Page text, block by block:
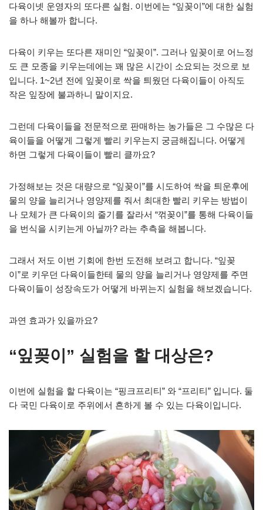
다육이넷 운영자의 또다른 실험. 이번에는 “잎꽂이”에 대한 실험
을 하나 해볼까 합니다.
다육이 키우는 또다른 재미인 “잎꽂이”. 그러나 잎꽂이로 어느정
도 큰 모종을 키우는데에는 꽤 많은 시간이 소요되는 것으로 보
입니다. 1~2년 전에 잎꽂이로 싹을 틔웠던 다육이들이 아직도
작은 잎장에 불과하니 말이지요.
그런데 다육이들을 전문적으로 판매하는 농가들은 그 수많은 다
육이들을 어떻게 그렇게 빨리 키우는지 궁금해집니다. 어떻게
하면 그렇게 다육이들이 빨리 클까요?
가정해보는 것은 대량으로 “잎꽂이”를 시도하여 싹을 틔운후에
물의 양을 늘리거나 영양제를 줘서 최대한 빨리 키우는 방법이
나 모체가 큰 다육이의 줄기를 잘라서 “꺾꽂이”를 통해 다육이들
을 번식을 시키는게 아닐까? 라는 추측을 해봅니다.
그래서 저도 이번 기회에 한번 도전해 보려고 합니다. “잎꽂
이”로 키우던 다육이들한테 물의 양을 늘리거나 영양제를 주면
다육이들이 성장속도가 어떻게 바뀌는지 실험을 해보겠습니다.
과연 효과가 있을까요?
“잎꽂이” 실험을 할 대상은?
이번에 실험을 할 다육이는 “핑크프리티” 와 “프리티” 입니다. 둘
다 국민 다육이로 주위에서 흔하게 볼 수 있는 다육이입니다.